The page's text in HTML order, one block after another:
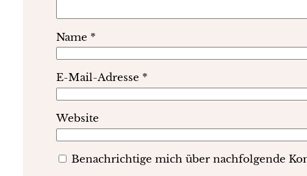
Name *
E-Mail-Adresse *
Website
Benachrichtige mich über nachfolgende